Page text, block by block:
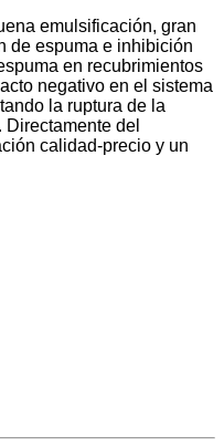
emulsificación, gran
de espuma e inhibición
en recubrimientos
negativo en el sistema
la ruptura de la
del
calidad-precio y un